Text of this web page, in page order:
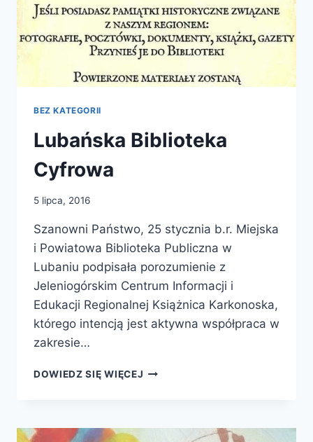
BEZ KATEGORII
Lubańska Biblioteka
Cyfrowa
5 lipca, 2016
Szanowni Państwo, 25 stycznia b.r. Miejska
i Powiatowa Biblioteka Publiczna w
Lubaniu podpisała porozumienie z
Jeleniogórskim Centrum Informacji i
Edukacji Regionalnej Książnica Karkonoska,
którego intencją jest aktywna współpraca w
zakresie…
DOWIEDZ SIĘ WIĘCEJ LUBAŃSKA